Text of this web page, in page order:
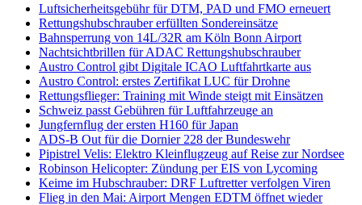
Luftsicherheitsgebühr für DTM, PAD und FMO erneuert
Rettungshubschrauber erfüllten Sondereinsätze
Bahnsperrung von 14L/32R am Köln Bonn Airport
Nachtsichtbrillen für ADAC Rettungshubschrauber
Austro Control gibt Digitale ICAO Luftfahrtkarte aus
Austro Control: erstes Zertifikat LUC für Drohne
Rettungsflieger: Training mit Winde steigt mit Einsätzen
Schweiz passt Gebühren für Luftfahrzeuge an
Jungfernflug der ersten H160 für Japan
ADS-B Out für die Dornier 228 der Bundeswehr
Pipistrel Velis: Elektro Kleinflugzeug auf Reise zur Nordsee
Robinson Helicopter: Zündung per EIS von Lycoming
Keime im Hubschrauber: DRF Luftretter verfolgen Viren
Flieg in den Mai: Airport Mengen EDTM öffnet wieder